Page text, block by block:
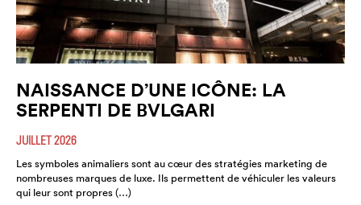
NAISSANCE D’UNE ICÔNE: LA
SERPENTI DE BVLGARI
JUILLET 2026
Les symboles animaliers sont au cœur des stratégies marketing de
nombreuses marques de luxe. Ils permettent de véhiculer les valeurs
qui leur sont propres (…)